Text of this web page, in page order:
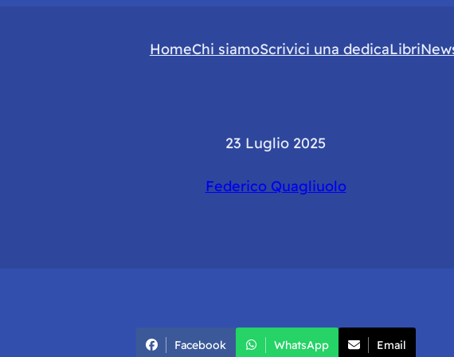
HomeChi siamoScrivici una dedicaLibri
23 Luglio 2025
Federico Quagliuolo
Facebook WhatsApp Email